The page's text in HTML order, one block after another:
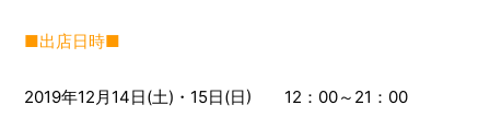
■出店日時■
2019年12月14日(土)・15日(日) 12：00～21：00